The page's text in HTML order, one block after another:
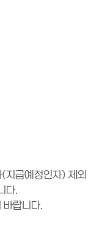
지급예정인자) 제외
다.
바랍니다.